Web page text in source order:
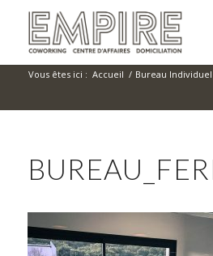
Vous êtes ici : Accueil / Bureau Individuel